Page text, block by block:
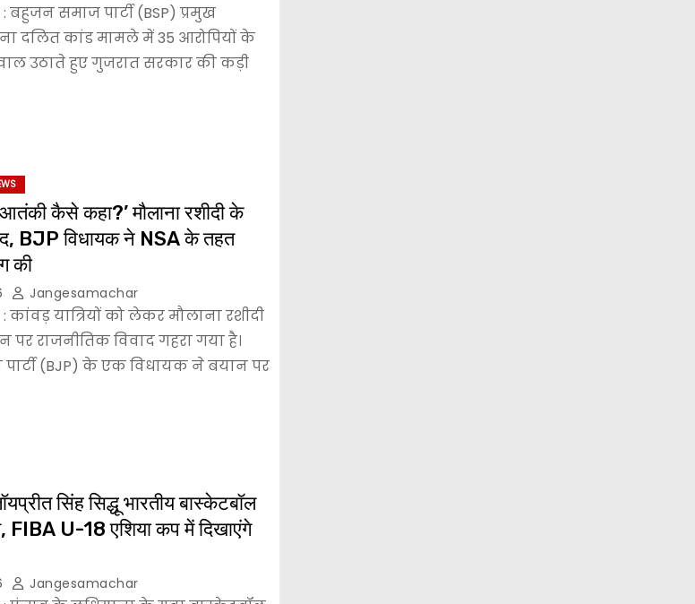
बहुजन समाज पार्टी (BSP) प्रमुख
दलित कांड मामले में 35 आरोपियों के
उठाते हुए गुजरात सरकार की कड़ी
आतंकी कैसे कहा?’ मौलाना रशीदी के
BJP विधायक ने NSA के तहत
की
Jangesamachar
कांवड़ यात्रियों को लेकर मौलाना रशीदी
राजनीतिक विवाद गहरा गया है।
पार्टी (BJP) के एक विधायक ने बयान पर
सिंह सिद्धू भारतीय बास्केटबॉल
FIBA U-18 एशिया कप में दिखाएंगे
Jangesamachar